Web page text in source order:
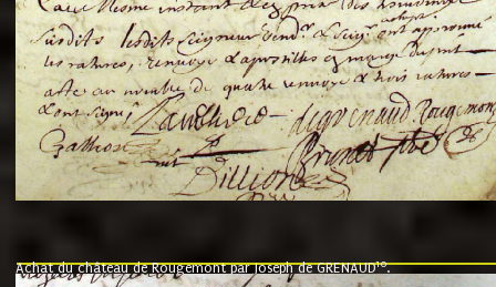
Achat du château de Rougemont par Joseph de GRENAUD10.